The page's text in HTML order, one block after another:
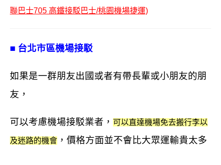
聯巴士705 高鐵接駁巴士/桃園機場捷運)
■ 台北市區機場接駁
如果是一群朋友出國或者有帶長輩或小朋友的朋
友，
可以考慮機場接駁業者， 可以直達機場免去搬行李以
及迷路的機會 ，價格方面並不會比大眾運輸貴太多